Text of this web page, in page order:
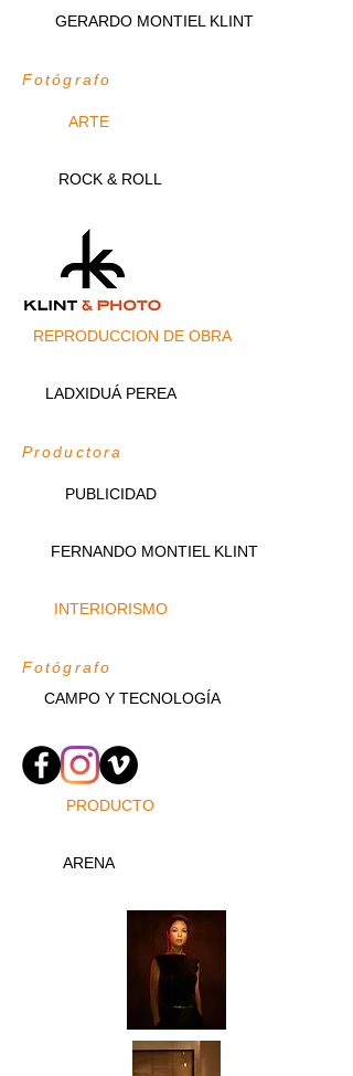
GERARDO MONTIEL KLINT
Fotógrafo
ARTE
ROCK & ROLL
REPRODUCCION DE OBRA
LADXIDUÁ PEREA
Productora
PUBLICIDAD
FERNANDO MONTIEL KLINT
INTERIORISMO
Fotógrafo
CAMPO Y TECNOLOGÍA
PRODUCTO
ARENA